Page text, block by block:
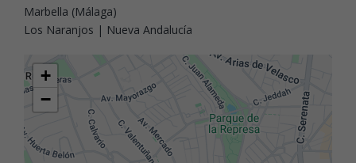
Marbella (Málaga)
Los Naranjos | Nueva Andalucía
+
−